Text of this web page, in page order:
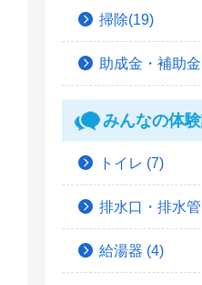
掃除(19)
助成金・補助
みんなの体
トイレ (7)
排水口・排水管
給湯器 (4)